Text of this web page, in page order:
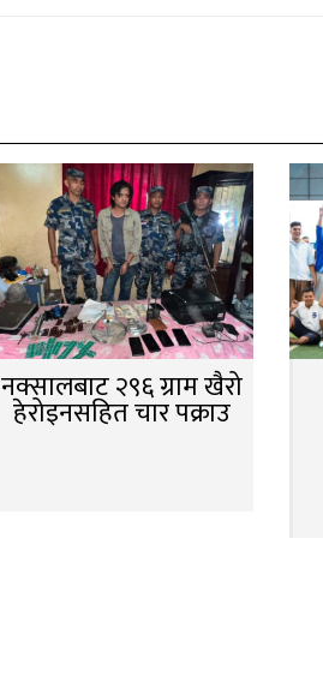
नक्सालबाट २९६ ग्राम खैरो
हेरोइनसहित चार पक्राउ